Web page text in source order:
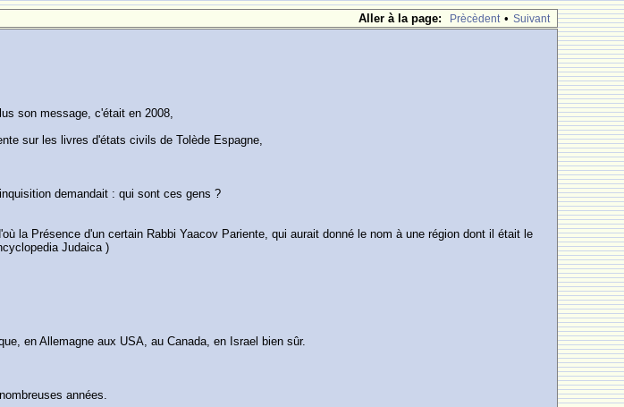
Aller à la page:
Prècèdent • Suivant
son message, c'était en 2008,
sur les livres d'états civils de Tolède Espagne,
demandait : qui sont ces gens ?
la Présence d'un certain Rabbi Yaacov Pariente, qui aurait donné le nom à une région dont il était le
Judaica )
en Allemagne aux USA, au Canada, en Israel bien sûr.
années.